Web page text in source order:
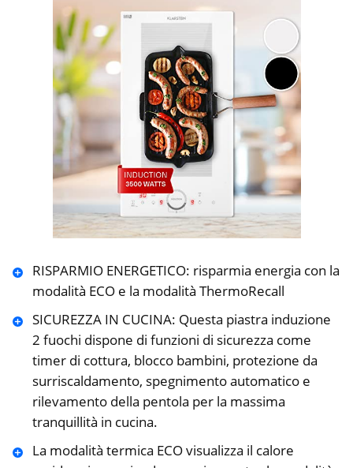
RISPARMIO ENERGETICO: risparmia energia con la
modalità ECO e la modalità ThermoRecall
SICUREZZA IN CUCINA: Questa piastra induzione
2 fuochi dispone di funzioni di sicurezza come
timer di cottura, blocco bambini, protezione da
surriscaldamento, spegnimento automatico e
rilevamento della pentola per la massima
tranquillità in cucina.
La modalità termica ECO visualizza il calore